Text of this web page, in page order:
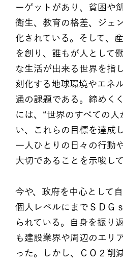
ーゲットがあり、貧困や
衛生、教育の格差、ジェ
化されている。そして、
を創り、誰もが人として
な生活が出来る世界を指
刻化する地球環境やエネ
通の課題である。締めく
には、“世界のすべての
い、これらの目標を達成
一人ひとりの日々の行動
大切であることを示唆して
今や、政府を中心として
個人レベルにまでＳＤＧ
られている。自身を振り
も建設業界や周辺のエリ
った。しかし、ＣＯ２削